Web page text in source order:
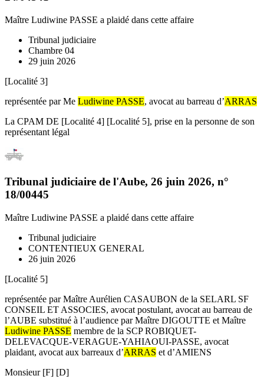
Maître Ludiwine PASSE a plaidé dans cette affaire
Tribunal judiciaire
Chambre 04
29 juin 2026
[Localité 3]
représentée par Me Ludiwine PASSE, avocat au barreau d’ARRAS
La CPAM DE [Localité 4] [Localité 5], prise en la personne de son
représentant légal
Tribunal judiciaire de l'Aube, 26 juin 2026, n°
18/00445
Maître Ludiwine PASSE a plaidé dans cette affaire
Tribunal judiciaire
CONTENTIEUX GENERAL
26 juin 2026
[Localité 5]
représentée par Maître Aurélien CASAUBON de la SELARL SF
CONSEIL ET ASSOCIES, avocat postulant, avocat au barreau de
l’AUBE substitué à l’audience par Maître DIGOUTTE et Maître
Ludiwine PASSE membre de la SCP ROBIQUET-
DELEVACQUE-VERAGUE-YAHIAOUI-PASSE, avocat
plaidant, avocat aux barreaux d’ARRAS et d’AMIENS
Monsieur [F] [D]